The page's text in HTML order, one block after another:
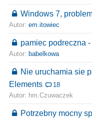
Windows 7,
Autor: em.itowiec
pamiec podreczna
Autor: babelkowa
Nie uruchamia sie
Elements
18
Autor: hm.Czuwaczek
Potrzebny mocny